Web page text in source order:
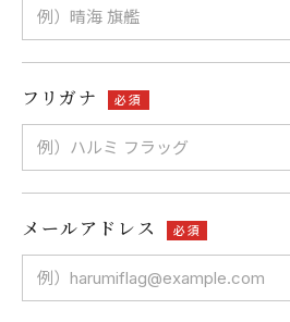
フリガナ 必須
メールアドレス 必須